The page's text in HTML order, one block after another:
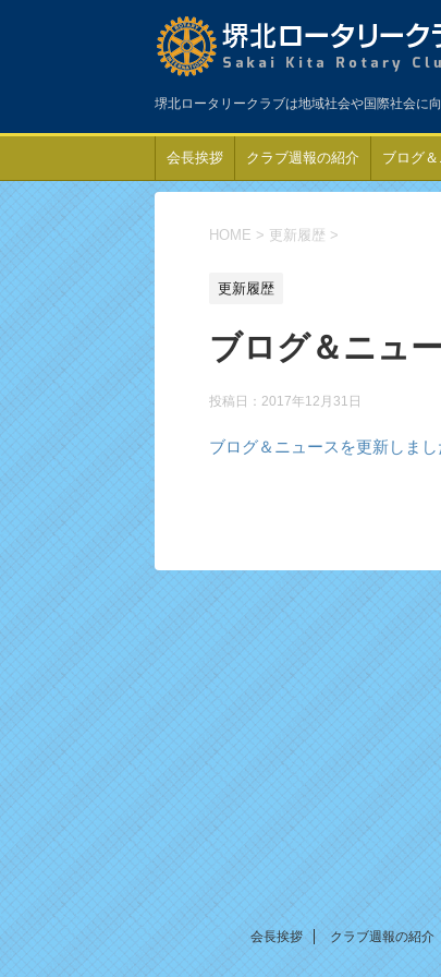
堺北ロータリークラブは地域社会や国際社会に
会長挨拶 クラブ週報の紹介 ブログ
HOME > 更新履歴 >
更新履歴
ブログ＆ニュ
投稿日： 2017年12月31日
ブログ＆ニュースを更新しまし
会長挨拶 クラブ週報の紹介